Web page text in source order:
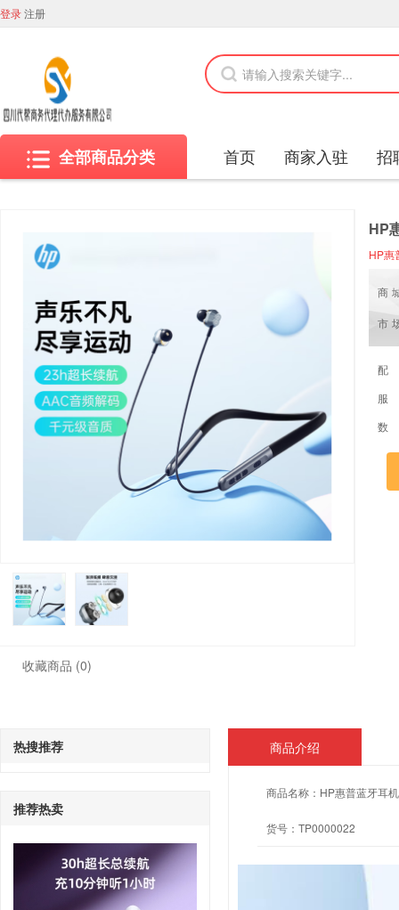
登录注册
全部商品分类 首页 商家入驻 招
收藏商品 (0)
HP
HP惠
商
市
配
服
数
热搜推荐
推荐热卖
商品介绍
商品名称： HP惠普蓝牙耳
货号： TP0000022